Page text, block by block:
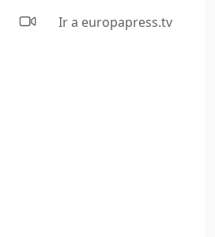
Ir a europapress.tv